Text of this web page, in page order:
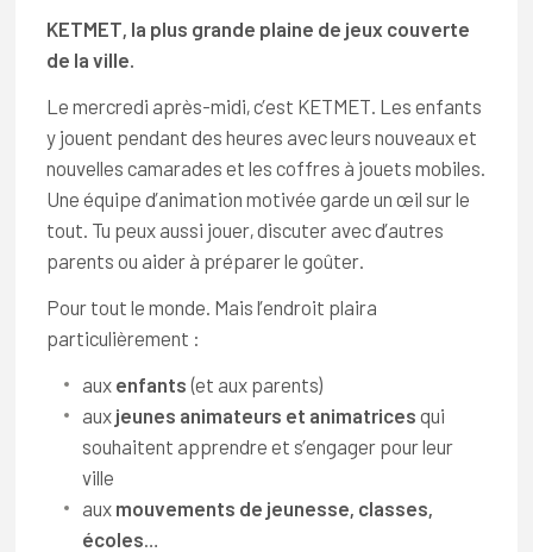
KETMET, la plus grande plaine de jeux couverte
de la ville.
Le mercredi après-midi, c’est KETMET. Les enfants
y jouent pendant des heures avec leurs nouveaux et
nouvelles camarades et les coffres à jouets mobiles.
Une équipe d’animation motivée garde un œil sur le
tout. Tu peux aussi jouer, discuter avec d’autres
parents ou aider à préparer le goûter.
Pour tout le monde. Mais l’endroit plaira
particulièrement :
aux enfants (et aux parents)
aux jeunes animateurs et animatrices qui
souhaitent apprendre et s’engager pour leur
ville
aux mouvements de jeunesse, classes,
écoles